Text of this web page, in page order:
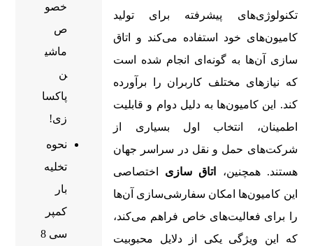
تکنولوژی‌های پیشرفته برای تولید
کامیون‌های خود استفاده می‌کند و اتاق
سازی آن‌ها به گونه‌ای انجام شده است
که نیازهای مختلف کاربران را برآورده
کند. این کامیون‌ها به دلیل دوام و قابلیت
اطمینان، انتخاب اول بسیاری از
شرکت‌های حمل و نقل در سراسر جهان
هستند. همچنین،
اتاق سازی اختصاصی
این کامیون‌ها امکان سفارشی‌سازی آن‌ها
را برای فعالیت‌های خاص فراهم می‌کند،
که این ویژگی یکی از دلایل محبوبیت
خصو
ص
ماشی
ن
پاکسا
زی!
نحوه
تخلیه
بار
کمپر
سی 8